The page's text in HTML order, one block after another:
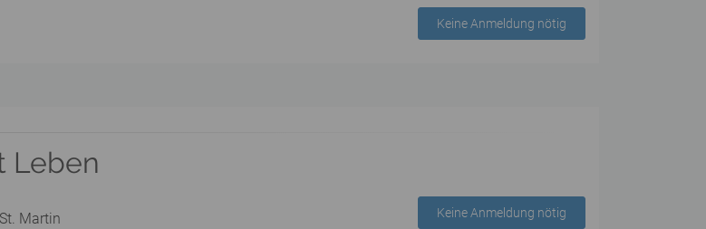
Keine Anmeldung nötig
Leben
Martin
Keine Anmeldung nötig